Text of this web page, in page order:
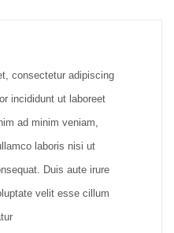
consectetur adipiscing
incididunt ut laboreet
ad minim veniam,
laboris nisi ut
Duis aute irure
velit esse cillum